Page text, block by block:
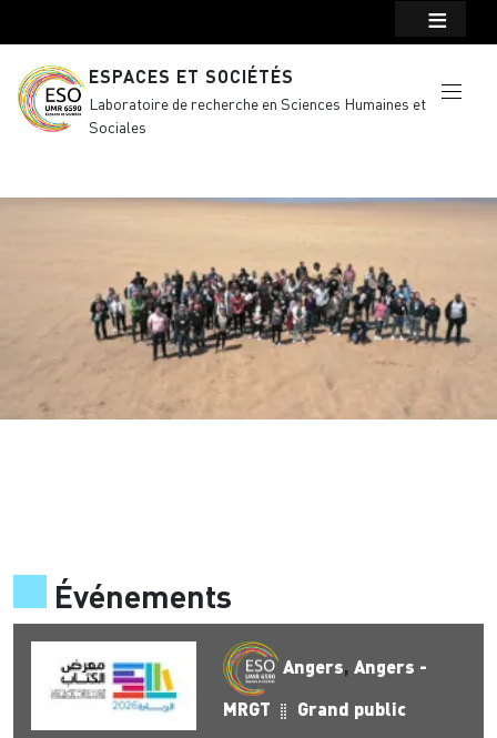
ESPACES ET SOCIÉTÉS
Laboratoire de recherche en Sciences Humaines et
Sociales
Événements
Angers,Angers -
MRGT Grand public